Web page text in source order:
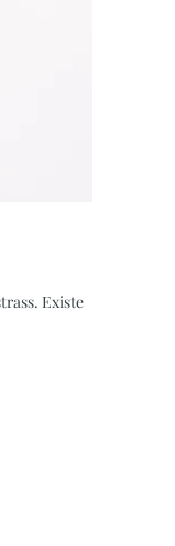
Existe